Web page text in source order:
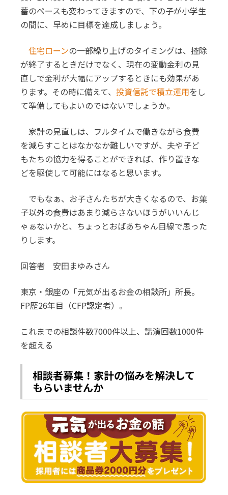
蓄のペースも変わってきますので、下の子が小学生
の間に、早めに目標を達成しましょう。
住宅ローンの一部繰り上げのタイミングは、控除
が終了するときだけでなく、現在の変動金利の見
直しで金利が大幅にアップするときにも効果があ
ります。その時に備えて、投資信託で積立運用をし
て準備してもよいのではないでしょうか。
家計の見直しは、フルタイムで働きながら食費
を減らすことはなかなか難しいですが、夫や子ど
もたちの協力を得ることができれば、作り置きな
どを駆使して可能にはなると思います。
でもなぁ、お子さんたちが大きくなるので、お菓
子以外の食費はあまり減らさないほうがいいんじ
ゃぁないかと、ちょっとおばあちゃん目線で思った
りします。
回答者 安田まゆみさん
東京・銀座の「元気が出るお金の相談所」所長。
FP歴26年目（CFP認定者）。
これまでの相談件数7000件以上、講演回数1000件
を超える
相談者募集！家計の悩みを解決して
もらいませんか